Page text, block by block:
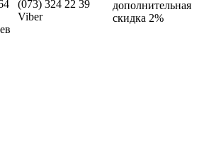
дополнительная
скидка 2%
(073) 324 22 39
Viber